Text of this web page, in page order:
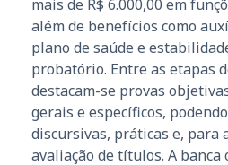
mais de R$ 6.000,00 em
além de benefícios como
plano de saúde e
probatório. Entre as etapas
destacam-se provas
gerais e específicos,
discursivas, práticas e, para
avaliação de títulos. A